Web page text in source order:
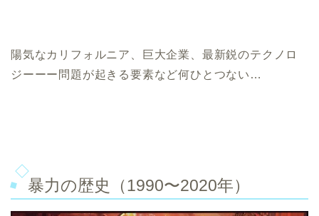
陽気なカリフォルニア、巨大企業、最新鋭のテクノロ
ジーーー問題が起きる要素など何ひとつない…
暴力の歴史（1990〜2020年）